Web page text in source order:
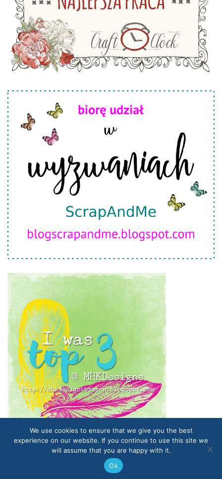
|Themes and Plugins developed
We use cookies to ensure that we give you the best
experience on our website. If you continue to use this site we
will assume that you are happy with it.
Ok